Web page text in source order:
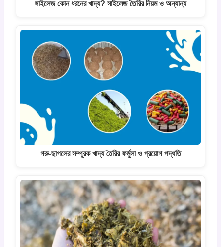
সাইলেজ কোন ধরনের খাদ্য? সাইলেজ তৈরির নিয়ম ও অন্যান্য
গরু-ছাগলের সম্পূরক খাদ্য তৈরির ফর্মুলা ও প্রয়োগ পদ্ধতি